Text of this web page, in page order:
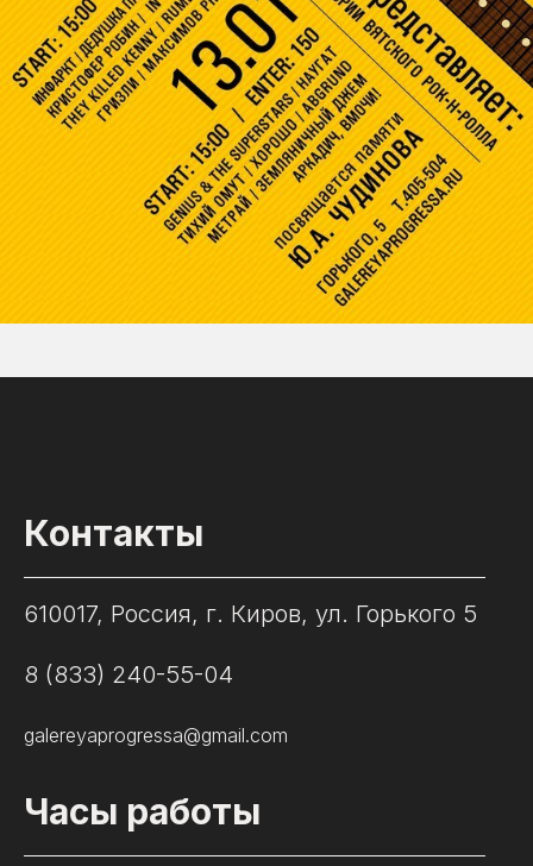
Контакты
610017, Россия, г. Киров, ул. Горького 5
8 (833) 240-55-04
galereyaprogressa@gmail.com
Часы работы